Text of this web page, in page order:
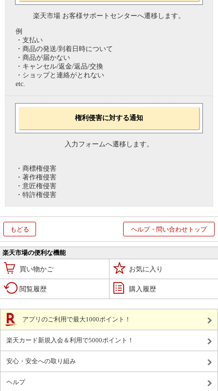
楽天市場 お客様サポートセンターへ遷移します。
例
・支払い
・商品の発送/到着日時について
・商品が届かない
・キャンセル/返金/返品/交換
・ショップと連絡がとれない
etc.
権利侵害に対する通知
入力フォームへ遷移します。
・商標権侵害
・著作権侵害
・意匠権侵害
・特許権侵害
もどる ヘルプ・問い合わせトップ
楽天市場の便利な機能
買い物かご お気に入り
閲覧履歴 購入履歴
アプリのご利用で最大1000ポイント！
楽天カード新規入会＆利用で5000ポイント！
安心・安全への取り組み
ヘルプ